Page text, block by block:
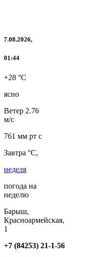
7.08.2026,
01:44
+28 °C
ясно
Ветер 2.76
м/с
761 мм рт с
Завтра °C,
неделя
погода на
неделю
Барыш,
Красноармейская,
1
+7 (84253) 21-1-56